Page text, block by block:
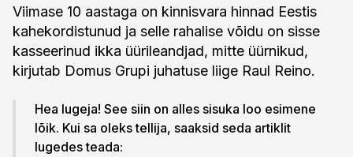
Viimase 10 aastaga on kinnisvara hinnad Eestis
kahekordistunud ja selle rahalise võidu on sisse
kasseerinud ikka üürileandjad, mitte üürnikud,
kirjutab Domus Grupi juhatuse liige Raul Reino.
Hea lugeja! See siin on alles sisuka loo esimene
lõik. Kui sa oleks tellija, saaksid seda artiklit
lugedes teada: